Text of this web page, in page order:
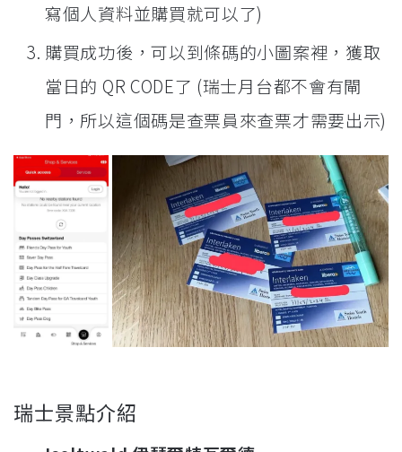
寫個人資料並購買就可以了)
購買成功後，可以到條碼的小圖案裡，獲取
當日的 QR CODE了 (瑞士月台都不會有閘
門，所以這個碼是查票員來查票才需要出示)
瑞士景點介紹